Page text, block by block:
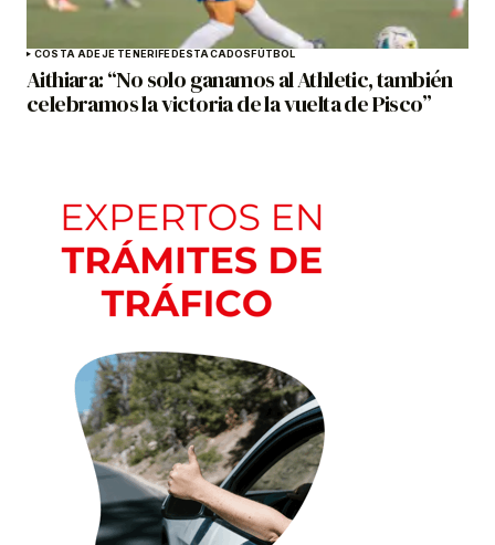
COSTA ADEJE TENERIFEDESTACADOSFÚTBOL
Aithiara: “No solo ganamos al Athletic, también
celebramos la victoria de la vuelta de Pisco”